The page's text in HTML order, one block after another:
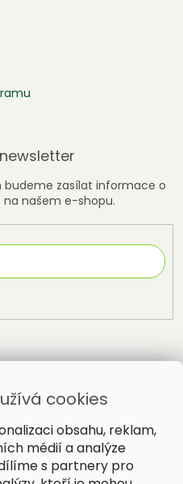
cookies
obsahu, reklam,
médií a analýze
s partnery pro
zasílat informace o
našem e-shopu.